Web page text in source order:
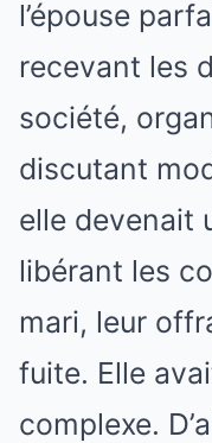
l’épouse
recevant les
société,
discutant
elle devenait
libérant les
mari, leur
fuite. Elle
complexe.